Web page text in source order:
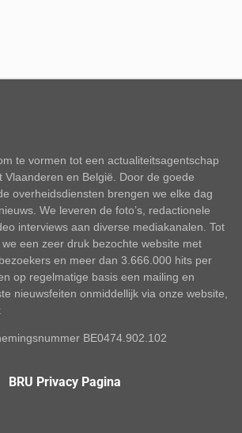
te vormen tot een actualiteitsagentschap
Vlaanderen en België. Door de goede
overheidsdiensten brengen we elke dag
We leveren de foto’s, redactionele
interviews aan diverse mediakanalen. Tot
een zeer druk bezochte website met
en meer dan 3.666.000 hits per
op regelmatige basis een mailing en
nieuwsfeiten onmiddellijk via onze website,
BE0474.902.102
BRU Privacy Pagina